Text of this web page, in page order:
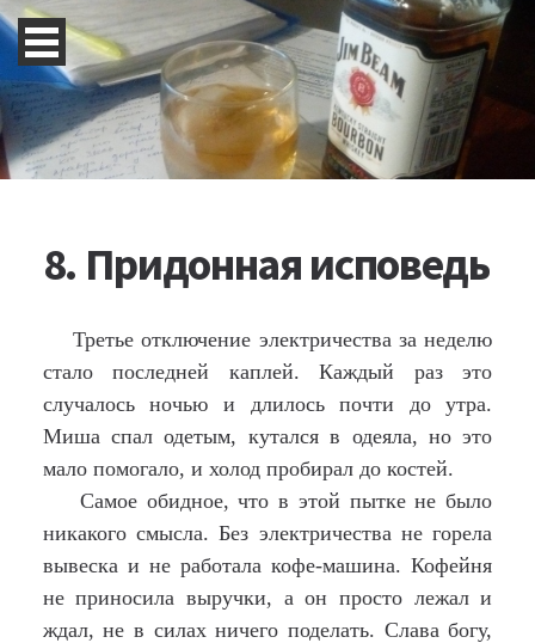
8. Придонная исповедь
Третье отключение электричества за неделю
стало последней каплей. Каждый раз это
случалось ночью и длилось почти до утра.
Миша спал одетым, кутался в одеяла, но это
мало помогало, и холод пробирал до костей.
Самое обидное, что в этой пытке не было
никакого смысла. Без электричества не горела
вывеска и не работала кофе-машина. Кофейня
не приносила выручки, а он просто лежал и
ждал, не в силах ничего поделать. Слава богу,